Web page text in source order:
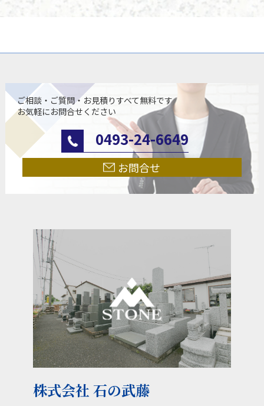
ご相談・ご質問・お見積りすべて無料です
お気軽にお問合せください
0493-24-6649
お問合せ
株式会社 石の武藤